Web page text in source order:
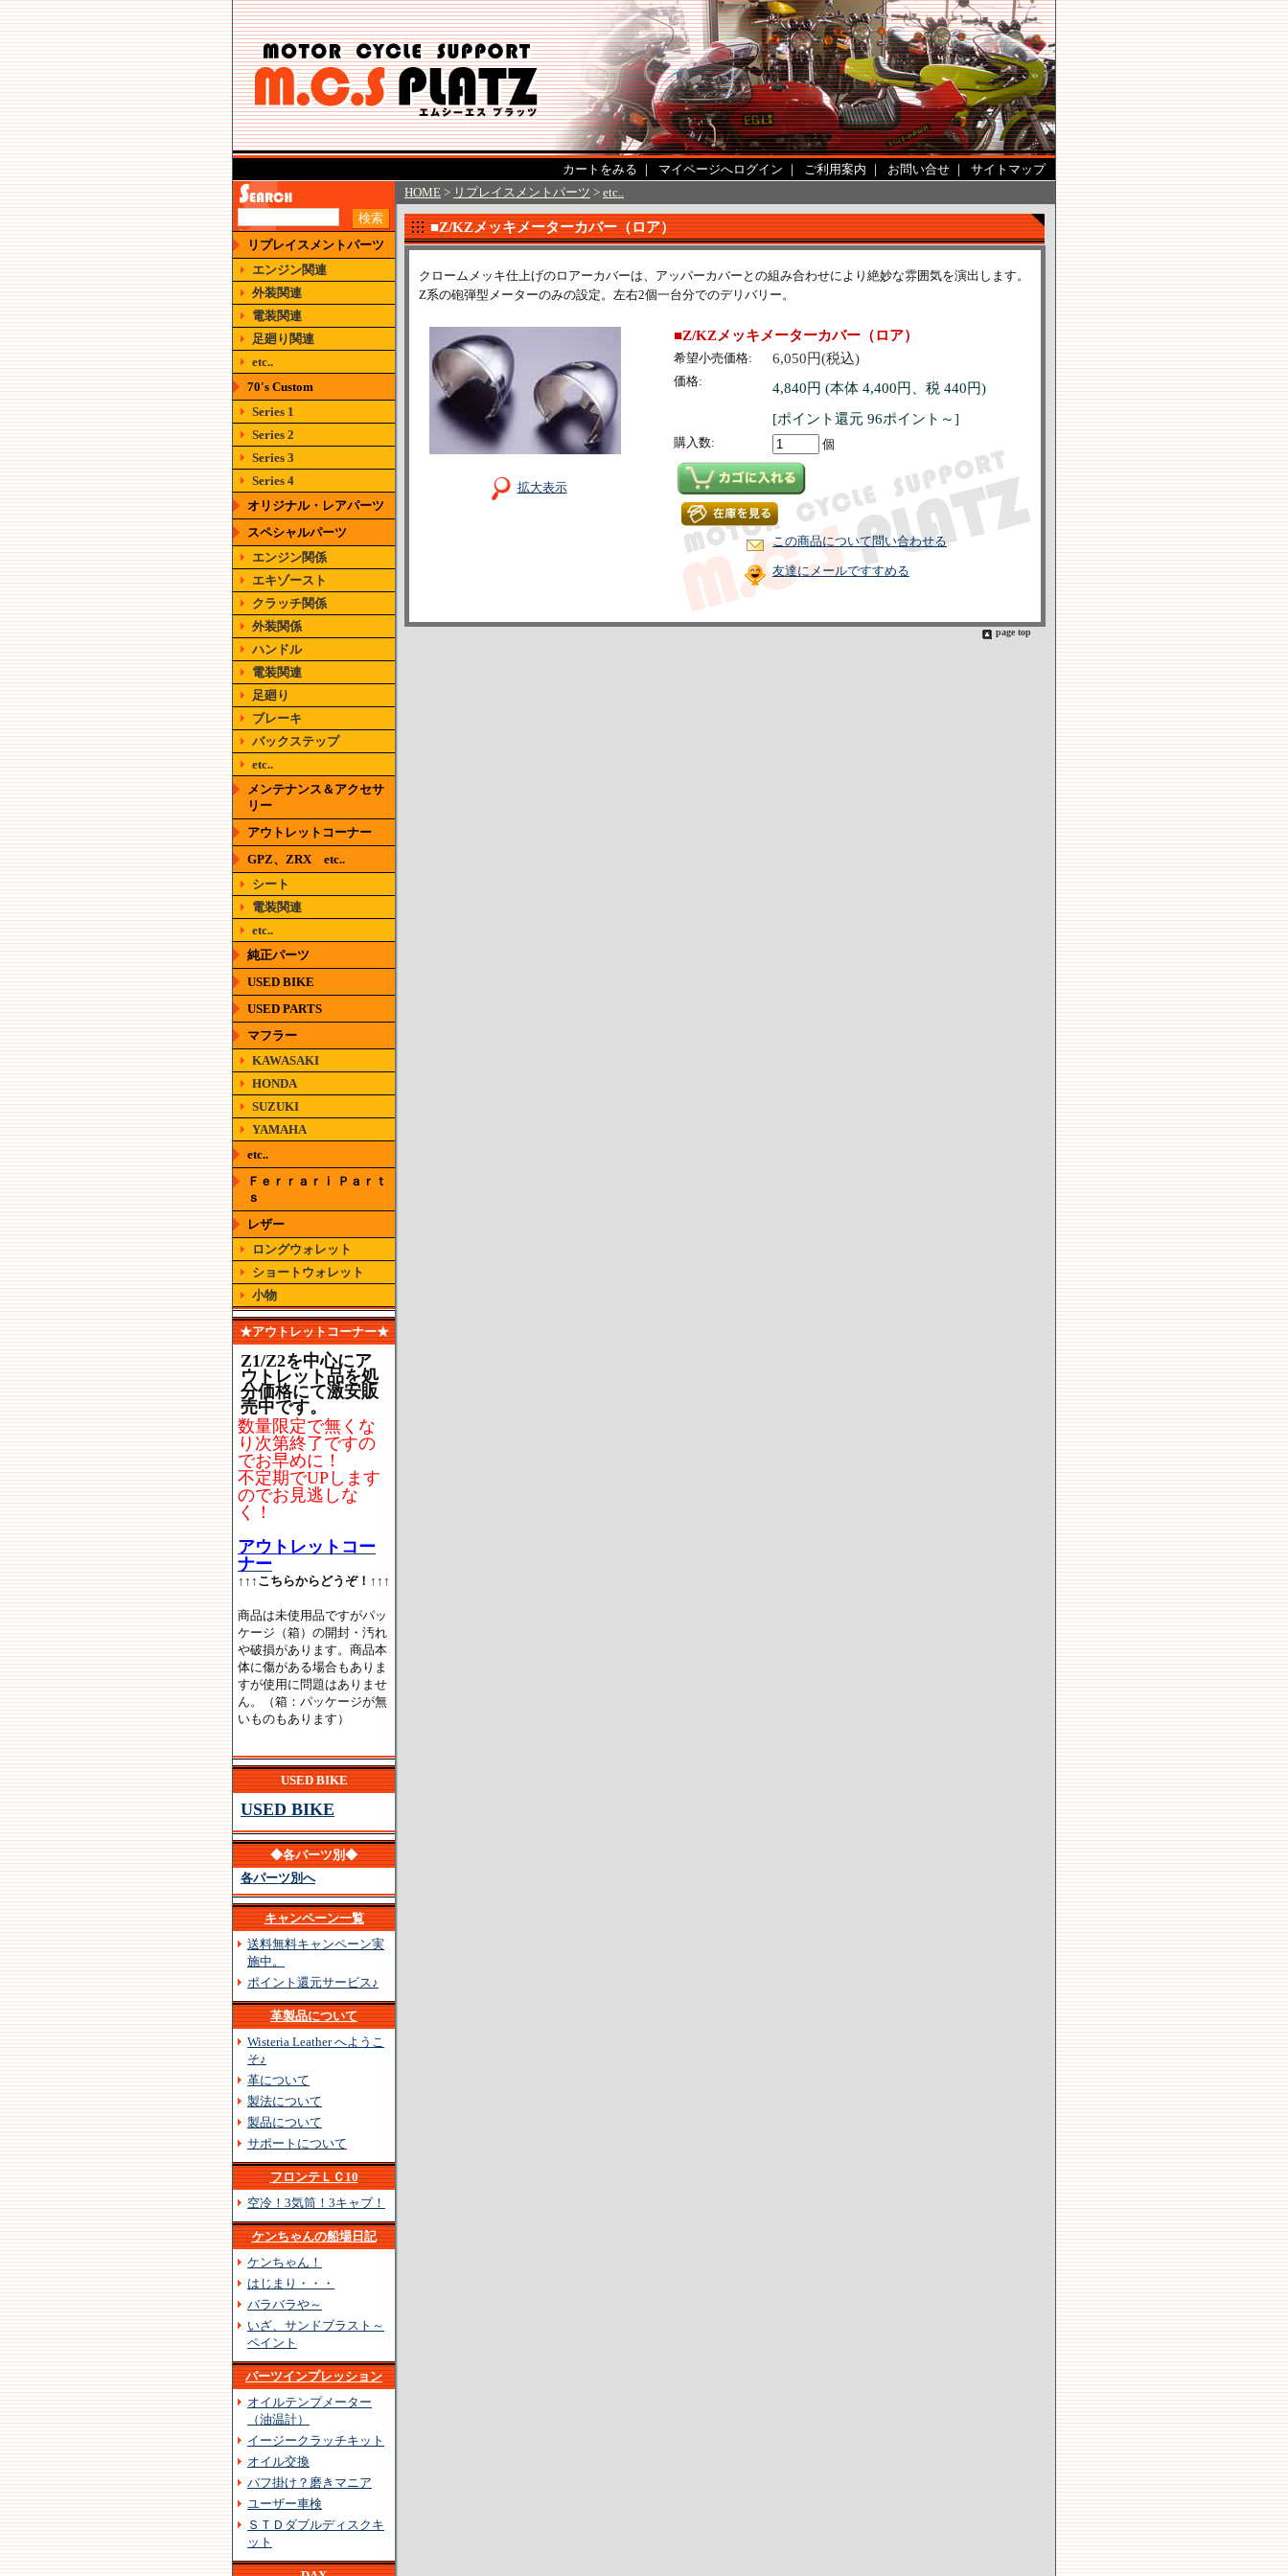
カートをみる ｜ マイページへログイン ｜ ご利用案内 ｜ お問い合せ ｜ サイトマップ
リプレイスメントパーツ
エンジン関連
外装関連
電装関連
足廻り関連
etc..
70's Custom
Series 1
Series 2
Series 3
Series 4
オリジナル・レアパーツ
スペシャルパーツ
エンジン関係
エキゾースト
クラッチ関係
外装関係
ハンドル
電装関連
足廻り
ブレーキ
バックステップ
etc..
メンテナンス＆アクセサ
リー
アウトレットコーナー
GPZ、ZRX etc..
シート
電装関連
etc..
純正パーツ
USED BIKE
USED PARTS
マフラー
KAWASAKI
HONDA
SUZUKI
YAMAHA
etc..
Ｆｅｒｒａｒｉ Ｐａｒｔ
ｓ
レザー
ロングウォレット
ショートウォレット
小物
★アウトレットコーナー★
Z1/Z2を中心にア
ウトレット品を処
分価格にて激安販
売中です。
数量限定で無くな
り次第終了ですの
でお早めに！
不定期でUPします
のでお見逃しな
く！
アウトレ ットコー
ナー
↑↑↑こちらからどうぞ！↑↑↑
商品は未使用品ですがパッ
ケージ（箱）の開封・汚れ
や破損があります。商品本
体に傷がある場合もありま
すが使用に問題はありませ
ん。（箱：パッケージが無
いものもあります）
USED BIKE
USED BIKE
◆各パーツ別◆
各パーツ別へ
キャンペーン一覧
送料無料キャンペーン実
施中。
ポイント還元サービス♪
革製品について
Wisteria Leather へようこ
そ♪
革について
製法について
製品について
サポートについて
フロンテＬＣ10
空冷！3気筒！3キャブ！
ケンちゃんの船場日記
ケンちゃん！
はじまり・・・
バラバラや～
いざ、サンドブラスト～
ペイント
パーツインプレッション
オイルテンプメーター
（油温計）
イージークラッチキット
オイル交換
バフ掛け？磨きマニア
ユーザー車検
ＳＴＤダブルディスクキ
ット
HOME > リプレイスメントパーツ > etc..
■Z/KZメッキメーターカバー（ロア）
クロームメッキ仕上げのロアーカバーは、アッパーカバーとの組み合わせにより絶妙な雰囲気を演出します。
Z系の砲弾型メーターのみの設定。左右2個一台分でのデリバリー。
拡大表示
■Z/KZメッキメーターカバー（ロア）
希望小売価格: 6,050円(税込)
価格:
4,840円 (本体 4,400円、税 440円)
[ポイント還元 96ポイント～]
購入数: 個
この商品について問い合わせる
友達にメールですすめる
page top